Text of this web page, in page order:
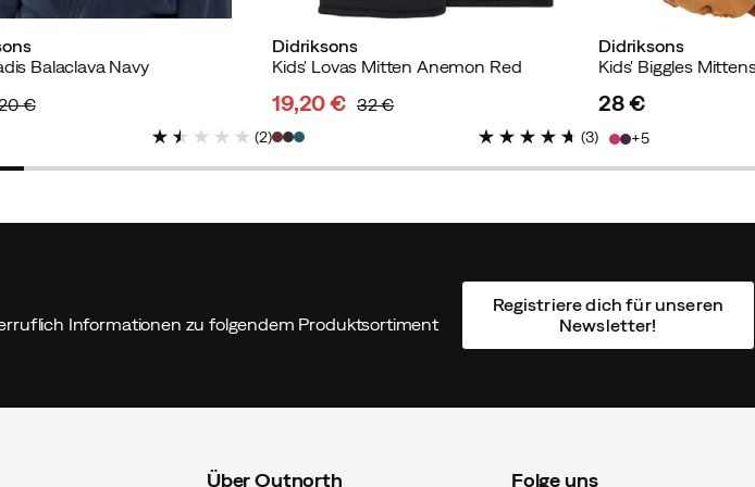
Balaclava Navy
€
(2)
Didriksons
Kids' Lovas Mitten Anemon Red
discounted
price
19,20 €
original
price
32 €
(3)
Didriksons
Kids' Biggles
28 €
5
Informationen zu folgendem Produktsortiment
Registriere dich für unseren
Newsletter!
Über Outnorth Folge uns